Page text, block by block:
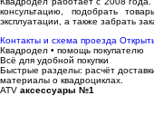
консультацию, подобрать
эксплуатации, а также забрать
Контакты и схема проезда
Квадродел • помощь покупателю
Всё для удобной покупки
Быстрые разделы: расчёт
материалы о квадроциклах.
ATV аксессуары №1